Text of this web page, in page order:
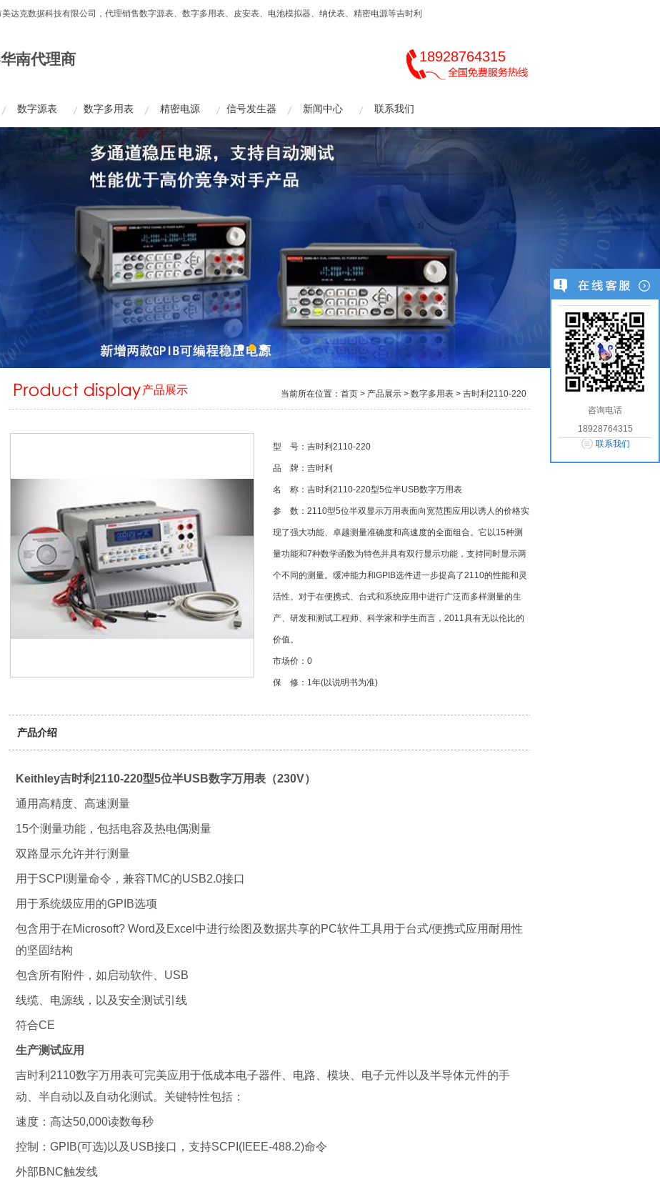
达克数据科技有限公司，代理销售数字源表、数字多用表、皮安表、电池模拟器、纳伏表、精密电源等吉时利
南代理商 18928764315
数字源表 数字多用表 精密电源 信号发生器 新闻中心 联系我们
产品展示 当前所在位置： 首页 > 产品展示 > 数字多用表 > 吉时利2110-220
型 号：吉时利2110-220
品 牌：吉时利
名 称： 吉时利2110-220型5位半USB数字万用表
参 数：2110型5位半双显示万用表面向宽范围应用以诱人的价格实
现了强大功能、卓越测量准确度和高速度的全面组合。它以15种测
量功能和7种数学函数为特色并具有双行显示功能，支持同时显示两
个不同的测量。缓冲能力和GPIB选件进一步提高了2110的性能和灵
活性。对于在便携式、台式和系统应用中进行广泛而多样测量的生
产、研发和测试工程师、科学家和学生而言，2011具有无以伦比的
价值。
市场价：0
保 修：1年(以说明书为准)
产品介绍
Keithley吉时利2110-220型5位半USB数字万用表（230V）
通用高精度、高速测量
15个测量功能，包括电容及热电偶测量
双路显示允许并行测量
用于SCPI测量命令，兼容TMC的USB2.0接口
用于系统级应用的GPIB选项
包含用于在Microsoft? Word及Excel中进行绘图及数据共享的PC软件工具用于台式/便携式应用耐用性
的坚固结构
包含所有附件，如启动软件、USB
线缆、电源线，以及安全测试引线
符合CE
生产测试应用
吉时利2110数字万用表可完美应用于低成本电子器件、电路、模块、电子元件以及半导体元件的手
动、半自动以及自动化测试。关键特性包括：
速度：高达50,000读数每秒
控制：GPIB(可选)以及USB接口，支持SCPI(IEEE-488.2)命令
外部BNC触发线
咨询电话
18928764315
联系我们